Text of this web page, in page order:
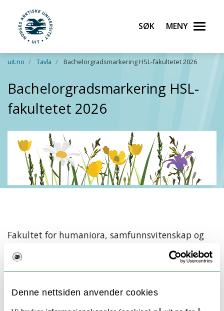
Denne nettsiden anvender cookies
Gå til hovedinnhold
UiT Norges arktiske universitet
Søk Meny
uit.no Tavla Bachelorgradsmarkering HSL-fakultetet 2026
Bachelorgradsmarkering HSL-
fakultetet 2026
Fakultet for humaniora, samfunnsvitenskap og
programstudenter som oppnår
bachelorgrad våren 2026 til
bachelorgradsmarkering.